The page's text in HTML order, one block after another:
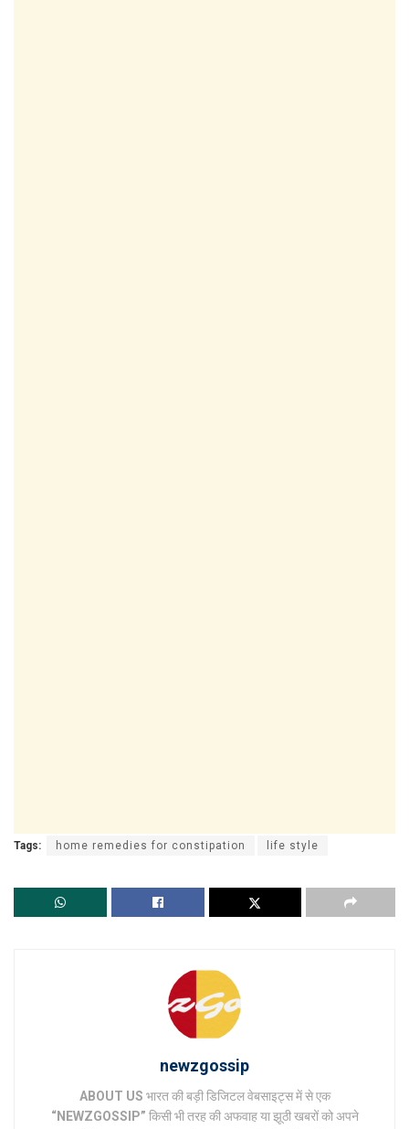
Tags: home remedies for constipation life style
newzgossip
ABOUT US भारत की बड़ी डिजिटल वेबसाइट्स में से एक
“NEWZGOSSIP” किसी भी तरह की अफवाह या झूठी खबरों को अपने